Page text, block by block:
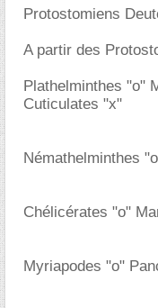
Protostomiens
A partir des
Plathelminthes "o"
Cuticulates "x"
Némathelminthes
Chélicérates "o"
Myriapodes "o"